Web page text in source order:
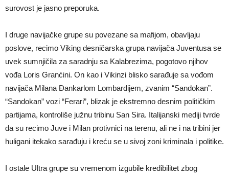
surovost je jasno preporuka.
I druge navijačke grupe su povezane sa mafijom, obavljaju
poslove, recimo Viking desničarska grupa navijača Juventusa se
uvek sumnjičila za saradnju sa Kalabrezima, pogotovo njihov
vođa Loris Granćini. On kao i Vikinzi blisko sarađuje sa vođom
navijača Milana Đankarlom Lombardijem, zvanim “Sandokan”.
“Sandokan” vozi “Ferari”, blizak je ekstremno desnim političkim
partijama, kontroliše južnu tribinu San Sira. Italijanski mediji tvrde
da su recimo Juve i Milan protivnici na terenu, ali ne i na tribini jer
huligani itekako sarađuju i kreću se u sivoj zoni kriminala i politike.
I ostale Ultra grupe su vremenom izgubile kredibilitet zbog